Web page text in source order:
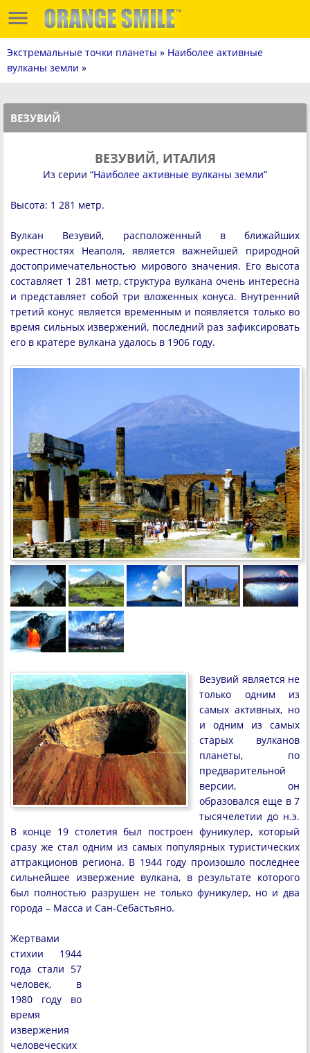
Экстремальные точки планеты » Наиболее активные
вулканы земли »
ВЕЗУВИЙ
ВЕЗУВИЙ, ИТАЛИЯ
Из серии “Наиболее активные вулканы земли”
Высота: 1 281 метр.
Вулкан Везувий, расположенный в ближайших
окрестностях Неаполя, является важнейшей природной
достопримечательностью мирового значения. Его высота
составляет 1 281 метр, структура вулкана очень интересна
и представляет собой три вложенных конуса. Внутренний
третий конус является временным и появляется только во
время сильных извержений, последний раз зафиксировать
его в кратере вулкана удалось в 1906 году.
Везувий является не
только одним из
самых активных, но
и одним из самых
старых вулканов
планеты, по
предварительной
версии, он
образовался еще в 7
тысячелетии до н.э.
В конце 19 столетия был построен фуникулер, который
сразу же стал одним из самых популярных туристических
аттракционов региона. В 1944 году произошло последнее
сильнейшее извержение вулкана, в результате которого
был полностью разрушен не только фуникулер, но и два
города – Масса и Сан-Себастьяно.
Жертвами
стихии 1944
года стали 57
человек, в
1980 году во
время
извержения
человеческих